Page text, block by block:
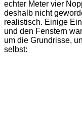
echter Meter vier
deshalb nicht
realistisch. Einige
und den Fenstern
um die Grundrisse,
selbst: